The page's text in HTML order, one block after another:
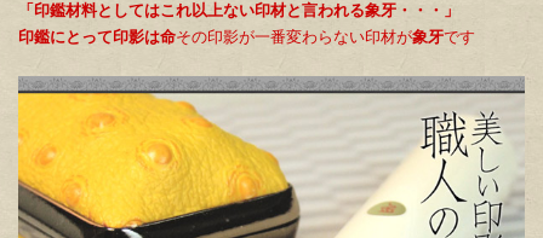
「印鑑材料としてはこれ以上ない印材と言われる象牙・・・」
印鑑にとって印影は命その印影が一番変わらない印材が象牙です